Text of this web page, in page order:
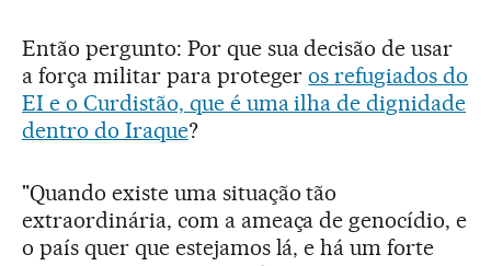
Então pergunto: Por que sua decisão de usar
a força militar para protegeros refugiados do
EI e o Curdistão, que é uma ilha de dignidade
dentro do Iraque?
"Quando existe uma situação tão
extraordinária, com a ameaça de genocídio, e
o país quer que estejamos lá, e há um forte